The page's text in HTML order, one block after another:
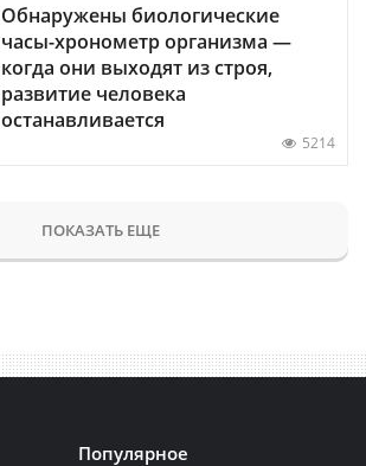
Обнаружены биологические
часы-хронометр организма —
когда они выходят из строя,
развитие человека
останавливается
5214
ПОКАЗАТЬ ЕЩЕ
Популярное